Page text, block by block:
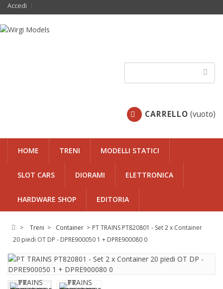
Accedi
CARRELLO (vuoto)
HOME TRENI MODELLI STATICI
SLOT CARS DIORAMI ELETTRONICA
HARDWARE SHOP EDITORIA
> Treni > Container > PT TRAINS PT820801 - Set 2 x Container
20 piedi OT DP - DPRE900050 1 + DPRE900080 0